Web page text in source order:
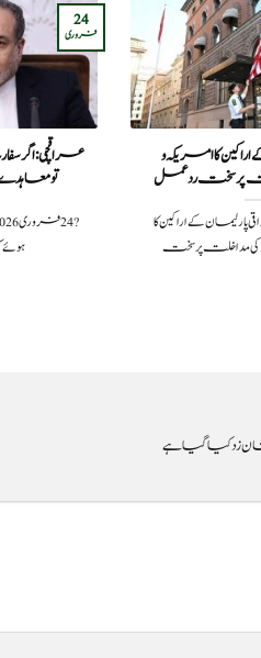
کا امریکہ و
پر سخت ردعمل
2025عراقی پارلیمان کے اراکین کا
مداخلت پر سخت
عراقچی: اگر
تو
ہوئے
24
فروری
زد کیا گیا ہے